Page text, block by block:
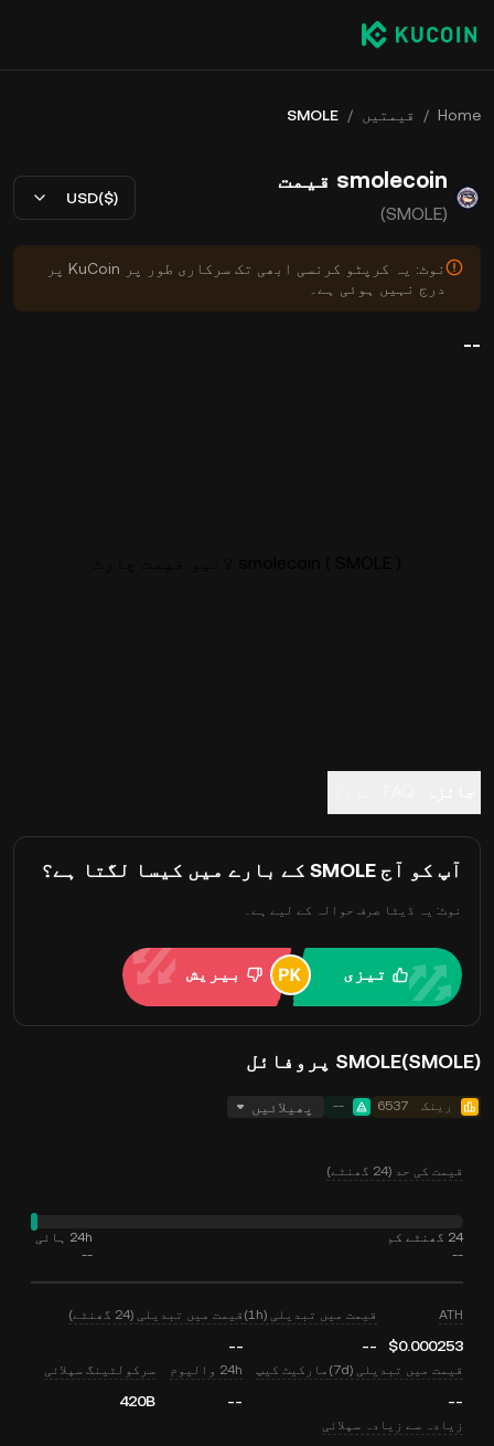
Home
/ قیمتیں /
SMOLE
smolecoin قیمت
(SMOLE)
USD($)
نوٹ: یہ کرپٹو کرنسی ابھی تک سرکاری طور پر KuCoin پر
درج نہیں ہوئی ہے۔
--
آپ کو آج SMOLE کے بارے میں کیسا لگتا ہے؟
نوٹ: یہ ڈیٹا صرف حوالہ کے لیے ہے۔
تیزی بیریش
SMOLE(SMOLE) پروفائل
رینک 6537
-- پھیلائیں
قیمت کی حد (24 گھنٹے)
24 گھنٹے کم
--
24h ہائی
--
ATH
$0.000253
قیمت میں تبدیلی (1h)
--
قیمت میں تبدیلی (24 گھنٹے)
--
قیمت میں تبدیلی (7d)
--
مارکیٹ کیپ 24h والیوم
--
سرکولٹینگ سپلائی
420B
زیادہ سے زیادہ سپلائی